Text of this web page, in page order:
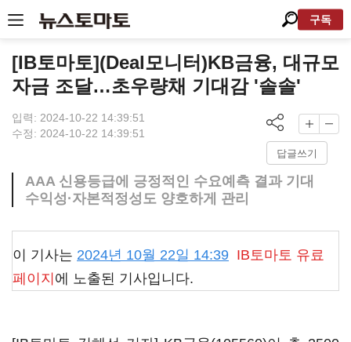
구독
[IB토마토](Deal모니터)KB금융, 대규모
자금 조달…초우량채 기대감 '솔솔'
입력: 2024-10-22 14:39:51
수정: 2024-10-22 14:39:51
답글쓰기
AAA 신용등급에 긍정적인 수요예측 결과 기대
수익성·자본적정성도 양호하게 관리
이 기사는 2024년 10월 22일 14:39 IB토마토 유료
페이지 에 노출된 기사입니다.